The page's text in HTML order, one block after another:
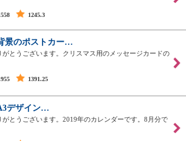
1245.3
景のポストカー…
がとうございます。クリスマス用のメッセージカードの
1391.25
デザイン…
がとうございます。2019年のカレンダーです。8月分で